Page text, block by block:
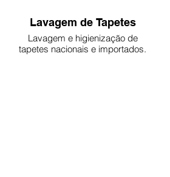
Lavagem de Tapetes
Lavagem e higienização de
tapetes nacionais e importados.